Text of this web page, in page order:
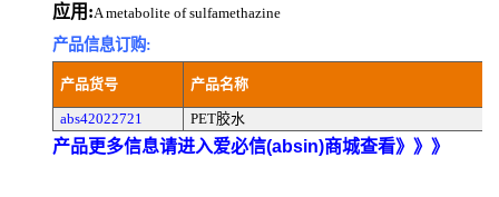
应用:A metabolite of sulfamethazine
产品信息订购:
产品货号 产品名称
abs42022721 PET胶水
产品更多信息请进入爱必信(absin)商城查看》》》